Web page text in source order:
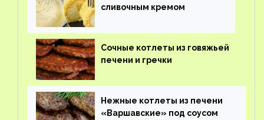
сливочным кремом
Сочные котлеты из говяжьей
печени и гречки
Нежные котлеты из печени
«Варшавские» под соусом